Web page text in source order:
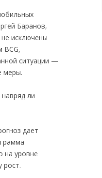
Баранов,
исключены
BCG,
ситуации —
меры.
ли
дает
на уровне
рост.